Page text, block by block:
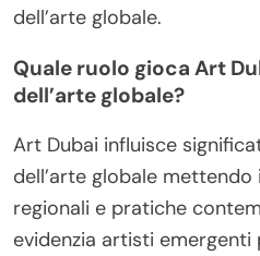
dell’arte globale.
Quale ruolo gioca Art
dell’arte globale?
Art Dubai influisce
dell’arte globale
regionali e pratiche
evidenzia artisti